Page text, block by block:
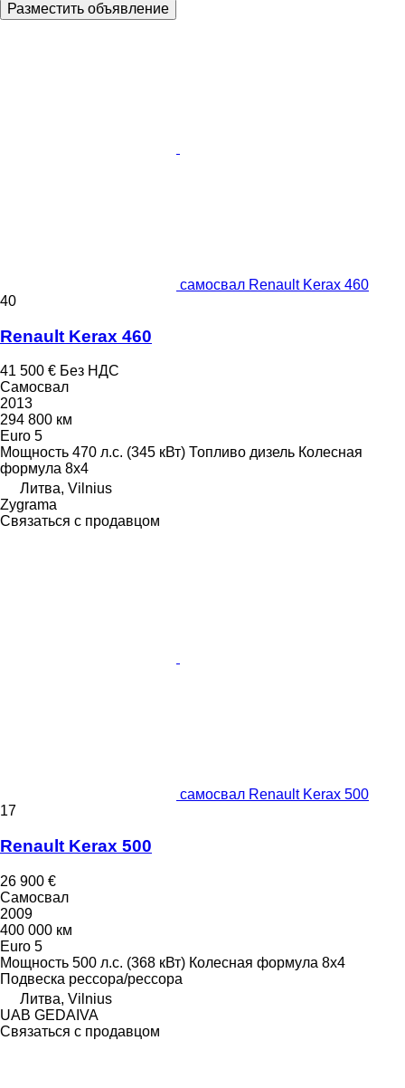
Разместить объявление
самосвал Renault Kerax 460
40
Renault Kerax 460
41 500 € Без НДС
Самосвал
2013
294 800 км
Euro 5
Мощность 470 л.с. (345 кВт) Топливо дизель Колесная
формула 8x4
Литва, Vilnius
Zygrama
Связаться с продавцом
самосвал Renault Kerax 500
17
Renault Kerax 500
26 900 €
Самосвал
2009
400 000 км
Euro 5
Мощность 500 л.с. (368 кВт) Колесная формула 8x4
Подвеска рессора/рессора
Литва, Vilnius
UAB GEDAIVA
Связаться с продавцом